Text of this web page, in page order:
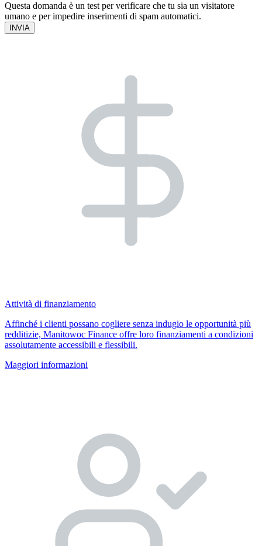
Questa domanda è un test per verificare che tu sia un visitatore
umano e per impedire inserimenti di spam automatici.
Attività di finanziamento
Affinché i clienti possano cogliere senza indugio le opportunità più
redditizie, Manitowoc Finance offre loro finanziamenti a condizioni
assolutamente accessibili e flessibili.
Maggiori informazioni